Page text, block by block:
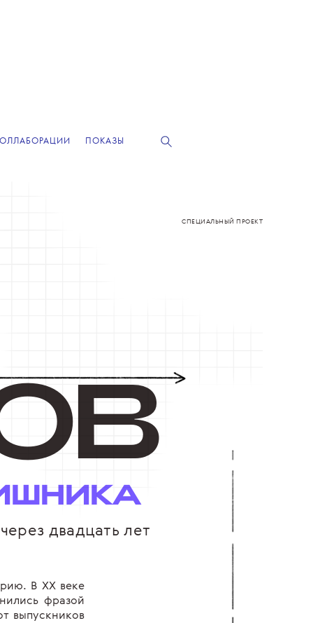
ПОКАЗЫ
СПЕЦИАЛЬНЫЙ ПРОЕКТ
двадцать лет
В XX веке
фразой
выпускников